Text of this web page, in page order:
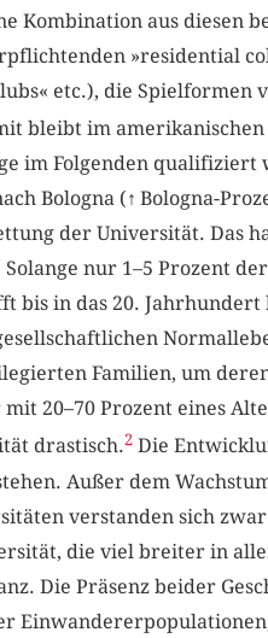
Kombination aus diesen
»residential
etc.), die Spielformen
bleibt im amerikanischen
im Folgenden
Bologna (↑ Bologna-
der Universität. Das
nur 1–5 Prozent
in das 20. Jahrhundert
Familien, um
20–70 Prozent eines
drastisch.2Die
Außer dem
verstanden sich
die viel breiter in
Die Präsenz beider